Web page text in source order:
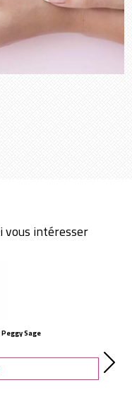
vous intéresser
Sage